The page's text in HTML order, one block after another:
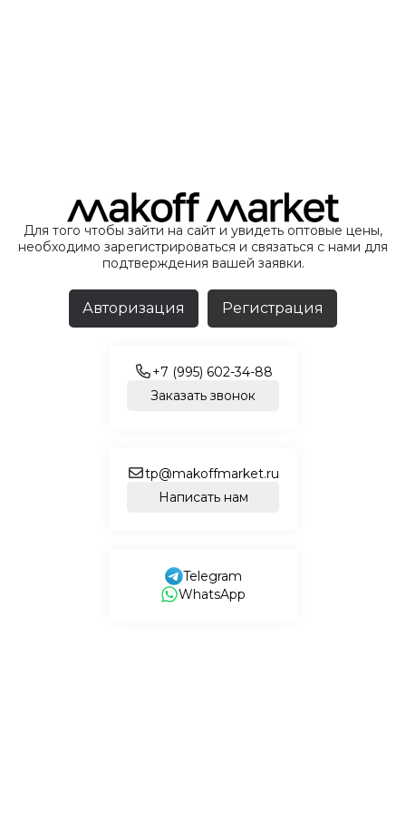
Для того чтобы зайти на сайт и увидеть оптовые цены,
необходимо зарегистрироваться и связаться с нами для
подтверждения вашей заявки.
Авторизация Регистрация
+7 (995) 602-34-88
Заказать звонок
tp@makoffmarket.ru
Написать нам
Telegram
WhatsApp